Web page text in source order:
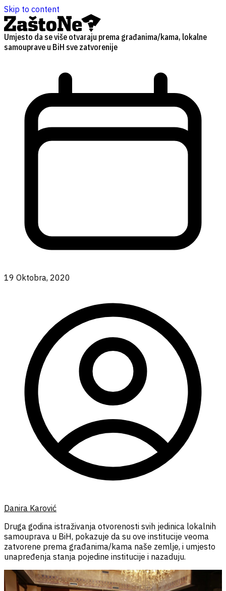
Skip to content
Umjesto da se više otvaraju prema građanima/kama, lokalne
samouprave u BiH sve zatvorenije
19 Oktobra, 2020
Danira Karović
Druga godina istraživanja otvorenosti svih jedinica lokalnih
samouprava u BiH, pokazuje da su ove institucije veoma
zatvorene prema građanima/kama naše zemlje, i umjesto
unapređenja stanja pojedine institucije i nazaduju.